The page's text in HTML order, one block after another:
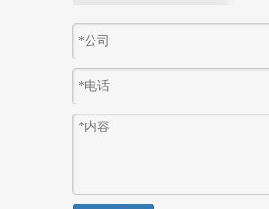
⑤强度韧性高：高的强度和韧性，滤芯
属滤芯无法比拟的优点，彻底解决了让厂家
成巨大损失的问题。
⑥过滤精度高：聚四氟乙烯烧结滤芯